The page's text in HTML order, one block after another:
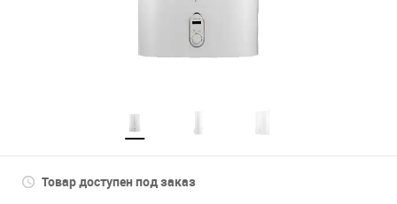
Товар доступен под заказ